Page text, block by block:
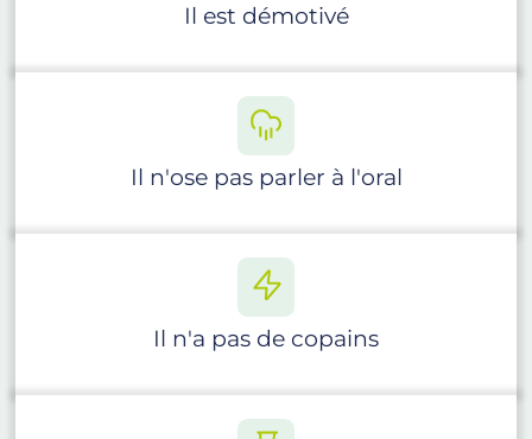
Il est démotivé
Il n'ose pas parler à l'oral
Il n'a pas de copains